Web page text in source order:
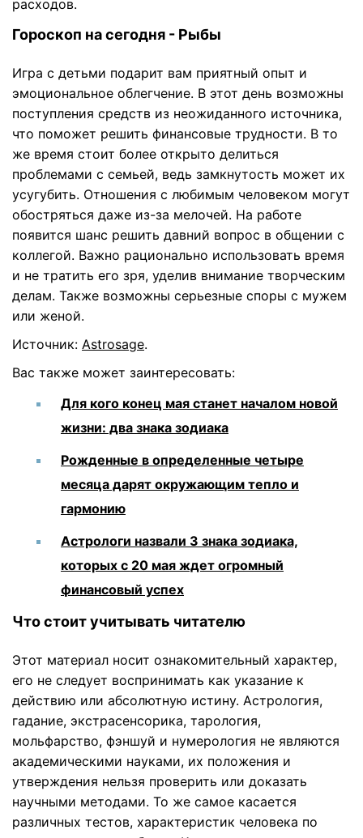
расходов.
Гороскоп на сегодня - Рыбы
Игра с детьми подарит вам приятный опыт и
эмоциональное облегчение. В этот день возможны
поступления средств из неожиданного источника,
что поможет решить финансовые трудности. В то
же время стоит более открыто делиться
проблемами с семьей, ведь замкнутость может их
усугубить. Отношения с любимым человеком могут
обостряться даже из-за мелочей. На работе
появится шанс решить давний вопрос в общении с
коллегой. Важно рационально использовать время
и не тратить его зря, уделив внимание творческим
делам. Также возможны серьезные споры с мужем
или женой.
Источник: Astrosage.
Вас также может заинтересовать:
Для кого конец мая станет началом новой
жизни: два знака зодиака
Рожденные в определенные четыре
месяца дарят окружающим тепло и
гармонию
Астрологи назвали 3 знака зодиака,
которых с 20 мая ждет огромный
финансовый успех
Что стоит учитывать читателю
Этот материал носит ознакомительный характер,
его не следует воспринимать как указание к
действию или абсолютную истину. Астрология,
гадание, экстрасенсорика, тарология,
мольфарство, фэншуй и нумерология не являются
академическими науками, их положения и
утверждения нельзя проверить или доказать
научными методами. То же самое касается
различных тестов, характеристик человека по